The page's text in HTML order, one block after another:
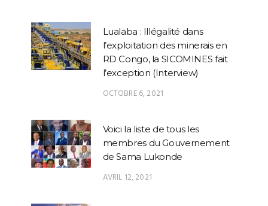
Lualaba : Illégalité dans
l’exploitation des minerais en
RD Congo, la SICOMINES fait
l’exception (Interview)
OCTOBRE 6, 2021
Voici la liste de tous les
membres du Gouvernement
de Sama Lukonde
AVRIL 12, 2021